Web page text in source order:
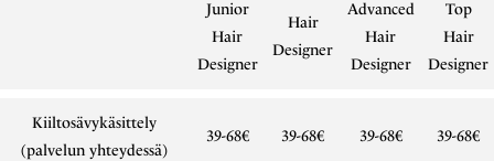
Junior
Hair
Designer
Hair
Designer
Advanced
Hair
Designer
Top
Hair
Designer
Kiiltosävykäsittely
(palvelun yhteydessä)
39-68€ 39-68€ 39-68€ 39-68€